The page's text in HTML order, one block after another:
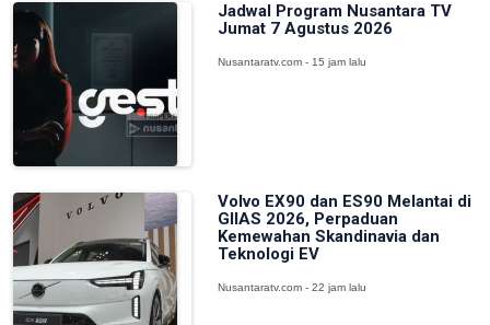
Jadwal Program Nusantara TV
Jumat 7 Agustus 2026
Nusantaratv.com - 15 jam lalu
Volvo EX90 dan ES90 Melantai di
GIIAS 2026, Perpaduan
Kemewahan Skandinavia dan
Teknologi EV
Nusantaratv.com - 22 jam lalu